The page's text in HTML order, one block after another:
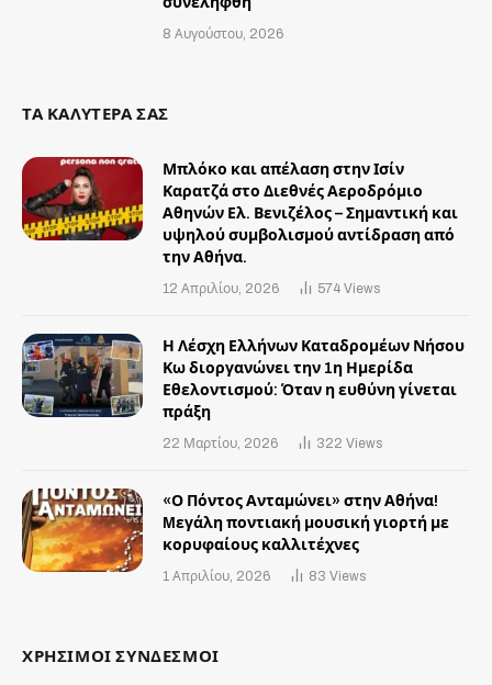
8 Αυγούστου, 2026
ΤΑ ΚΑΛΥΤΕΡΑ ΣΑΣ
Μπλόκο και απέλαση στην Ισίν
Καρατζά στο Διεθνές Αεροδρόμιο
Αθηνών Ελ. Βενιζέλος – Σημαντική και
υψηλού συμβολισμού αντίδραση από
την Αθήνα.
12 Απριλίου, 2026 574 Views
Η Λέσχη Ελλήνων Καταδρομέων Νήσου
Κω διοργανώνει την 1η Ημερίδα
Εθελοντισμού: Όταν η ευθύνη γίνεται
πράξη
22 Μαρτίου, 2026 322 Views
«Ο Πόντος Ανταμώνει» στην Αθήνα!
Mεγάλη ποντιακή μουσική γιορτή με
κορυφαίους καλλιτέχνες
1 Απριλίου, 2026 83 Views
ΧΡΗΣΙΜΟΙ ΣΥΝΔΕΣΜΟΙ